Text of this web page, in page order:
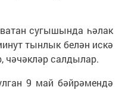
сугышында һәлак
тынлык белән искә
чәчәкләр салдылар.
9 май бәйрәмендә